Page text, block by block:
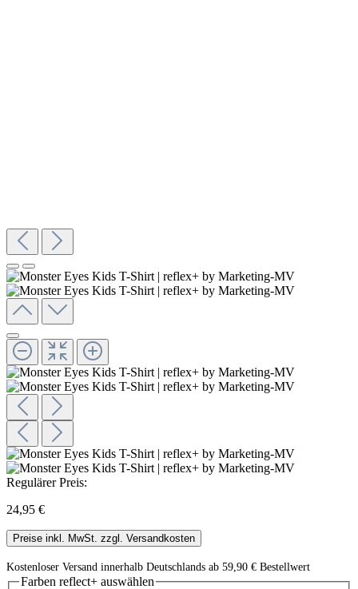
Regulärer Preis:
24,95 €
Preise inkl. MwSt. zzgl. Versandkosten
Kostenloser Versand innerhalb Deutschlands ab 59,90 € Bestellwert
Farben reflect+ auswählen